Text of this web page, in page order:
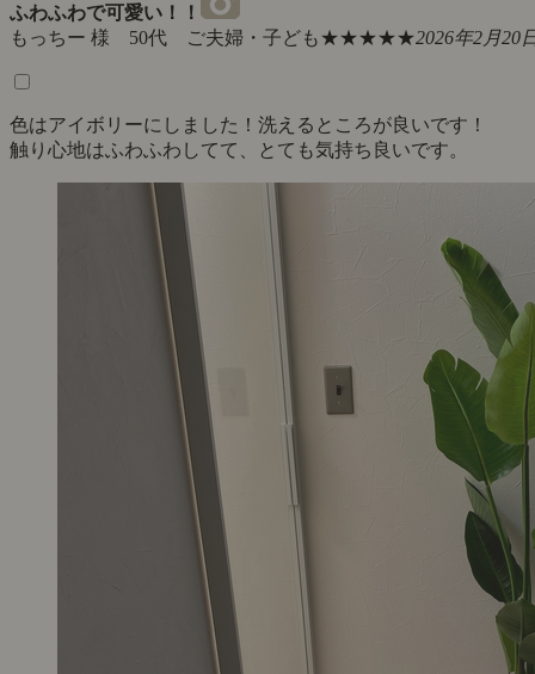
ふわふわで可愛い！！
もっちー 様 50代 ご夫婦・子ども★★★★★2026年2月20
色はアイボリーにしました！洗えるところが良いです！
触り心地はふわふわしてて、とても気持ち良いです。